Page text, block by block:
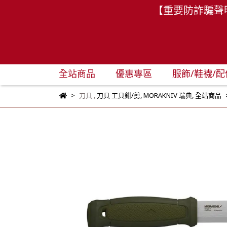
【重要防詐騙
全站商品 優惠專區 服飾/鞋襪/配
刀具, 刀具 工具鉗/剪,MORAKNIV 瑞典,全站商品